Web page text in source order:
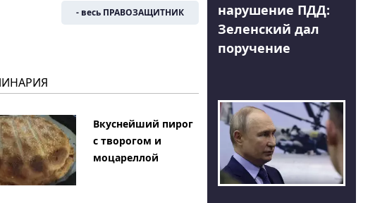
- весь ПРАВОЗАЩИТНИК
Вкуснейший пирог
с творогом и
моцареллой
нарушение ПДД:
Зеленский дал
поручение